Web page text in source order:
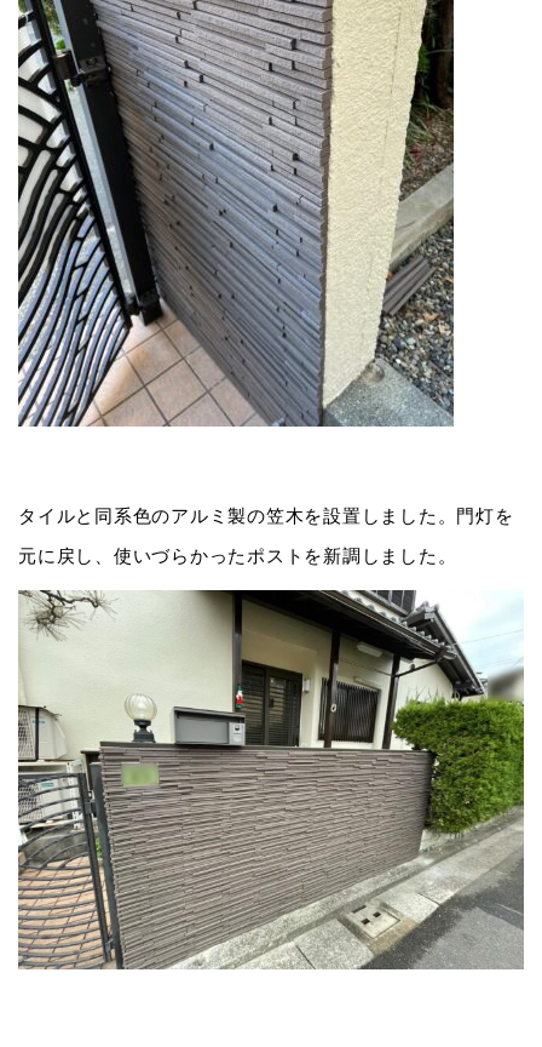
タイルと同系色のアルミ製の笠木を設置しました。門灯を
元に戻し、使いづらかったポストを新調しました。